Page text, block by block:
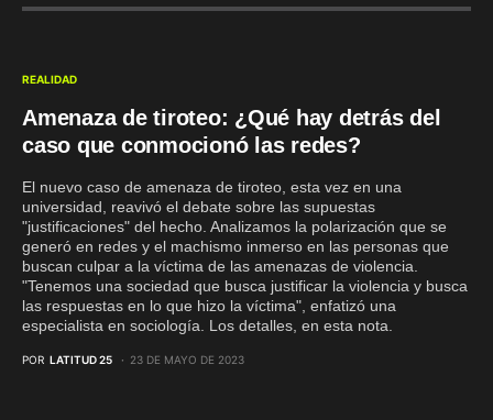
REALIDAD
Amenaza de tiroteo: ¿Qué hay detrás del
caso que conmocionó las redes?
El nuevo caso de amenaza de tiroteo, esta vez en una
universidad, reavivó el debate sobre las supuestas
"justificaciones" del hecho. Analizamos la polarización que se
generó en redes y el machismo inmerso en las personas que
buscan culpar a la víctima de las amenazas de violencia.
"Tenemos una sociedad que busca justificar la violencia y busca
las respuestas en lo que hizo la víctima", enfatizó una
especialista en sociología. Los detalles, en esta nota.
POR LATITUD 25 23 DE MAYO DE 2023